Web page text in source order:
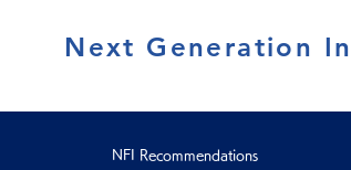
Next Generation
NFI Recommendations